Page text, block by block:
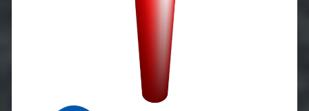
chocolat